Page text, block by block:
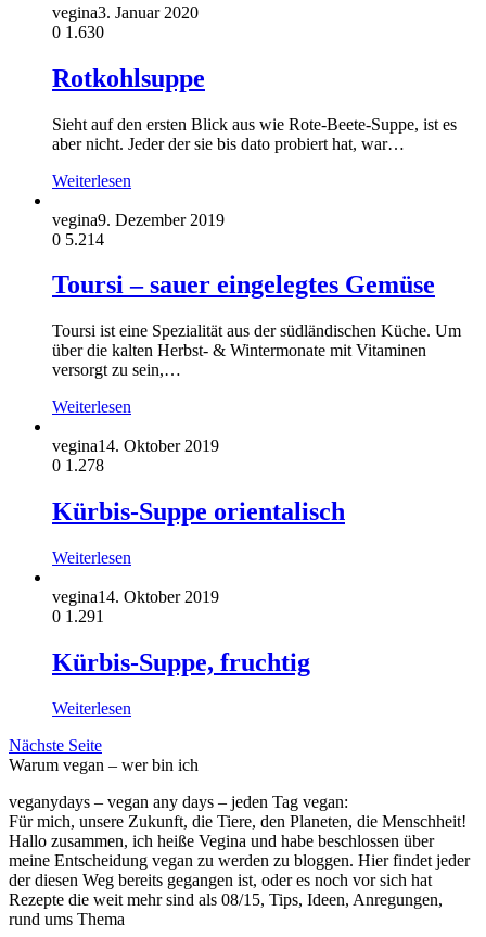
vegina3. Januar 2020
0 1.630
Rotkohlsuppe
Sieht auf den ersten Blick aus wie Rote-Beete-Suppe, ist es
aber nicht. Jeder der sie bis dato probiert hat, war…
Weiterlesen
vegina9. Dezember 2019
0 5.214
Toursi – sauer eingelegtes Gemüse
Toursi ist eine Spezialität aus der südländischen Küche. Um
über die kalten Herbst- & Wintermonate mit Vitaminen
versorgt zu sein,…
Weiterlesen
vegina14. Oktober 2019
0 1.278
Kürbis-Suppe orientalisch
Weiterlesen
vegina14. Oktober 2019
0 1.291
Kürbis-Suppe, fruchtig
Weiterlesen
Nächste Seite
Warum vegan – wer bin ich
veganydays – vegan any days – jeden Tag vegan:
Für mich, unsere Zukunft, die Tiere, den Planeten, die Menschheit!
Hallo zusammen, ich heiße Vegina und habe beschlossen über
meine Entscheidung vegan zu werden zu bloggen. Hier findet jeder
der diesen Weg bereits gegangen ist, oder es noch vor sich hat
Rezepte die weit mehr sind als 08/15, Tips, Ideen, Anregungen,
rund ums Thema